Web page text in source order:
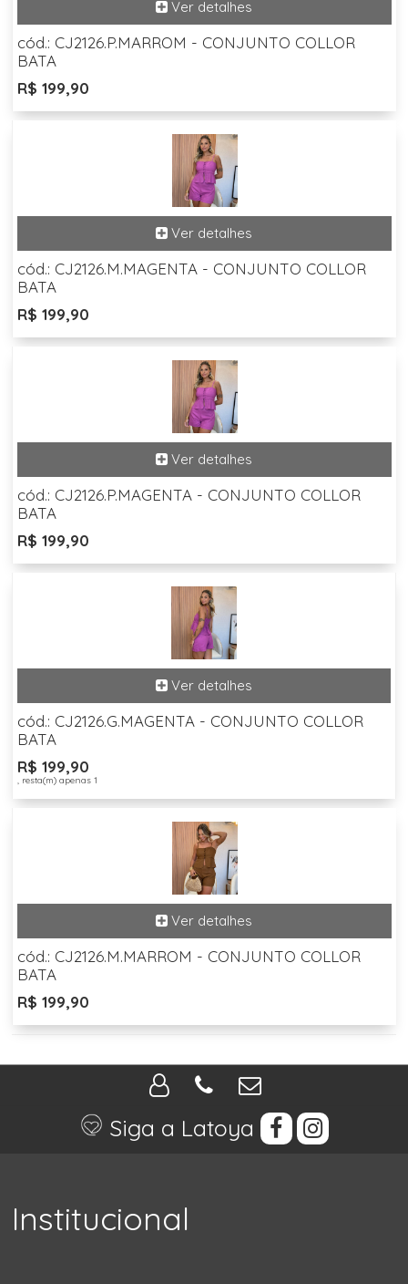
cód.: CJ2126.P.MARROM - CONJUNTO COLLOR
BATA
R$ 199,90
cód.: CJ2126.M.MAGENTA - CONJUNTO COLLOR
BATA
R$ 199,90
cód.: CJ2126.P.MAGENTA - CONJUNTO COLLOR
BATA
R$ 199,90
cód.: CJ2126.G.MAGENTA - CONJUNTO COLLOR
BATA
R$ 199,90
, resta(m) apenas 1
cód.: CJ2126.M.MARROM - CONJUNTO COLLOR
BATA
R$ 199,90
Siga a Latoya
Institucional